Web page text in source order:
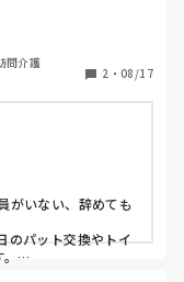
高住ならと思って
もさらに痛めていく
問介護
2 ・ 08/17
がいない、辞めても
のパット交換やトイ